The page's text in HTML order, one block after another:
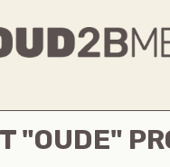
"OUDE"